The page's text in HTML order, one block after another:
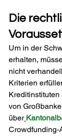
Die
Um in der
erhalten,
nicht
Kriterien
von
über
Crowdfunding-